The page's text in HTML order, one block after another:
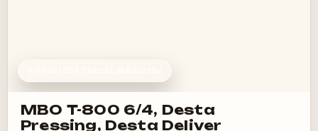
MBO T-800 6/4, Desta
Pressing, Desta Deliver